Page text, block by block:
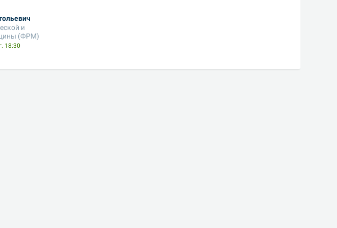
и
(ФРМ)
18:30